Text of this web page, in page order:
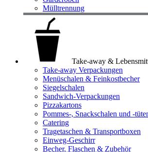
Mülltrennung
Take-away &
Take-away Verpackungen
Menüschalen & Feinkostbecher
Siegelschalen
Sandwich-Verpackungen
Pizzakartons
Pommes-, Snackschalen und -
Catering
Tragetaschen & Transportboxen
Einweg-Geschirr
Becher, Flaschen & Zubehör